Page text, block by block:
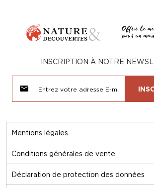
Mentions légales
Conditions générales de vente
Déclaration de protection des données
INSCRIPTION À NOTRE